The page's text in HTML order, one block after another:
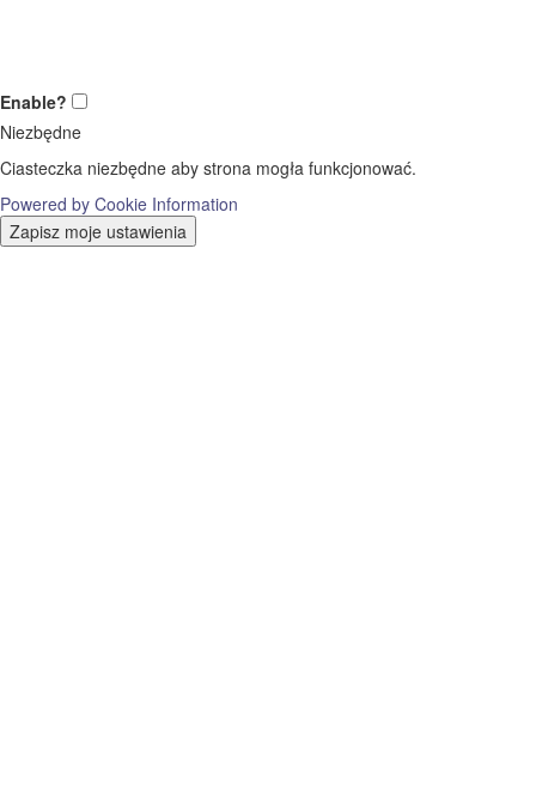
Enable?
Niezbędne
Ciasteczka niezbędne aby strona mogła funkcjonować.
Powered by Cookie Information
Zapisz moje ustawienia